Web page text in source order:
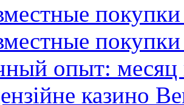
покупки
опыт: месяц
казино